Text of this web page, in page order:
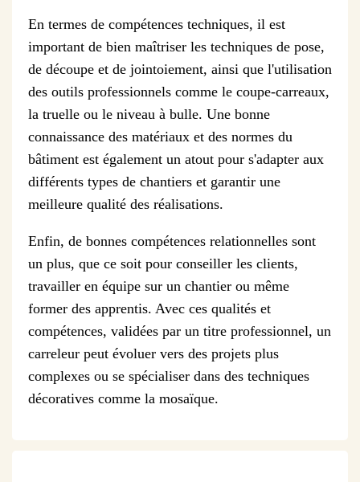
En termes de compétences techniques, il est
important de bien maîtriser les techniques de pose,
de découpe et de jointoiement, ainsi que l'utilisation
des outils professionnels comme le coupe-carreaux,
la truelle ou le niveau à bulle. Une bonne
connaissance des matériaux et des normes du
bâtiment est également un atout pour s'adapter aux
différents types de chantiers et garantir une
meilleure qualité des réalisations.
Enfin, de bonnes compétences relationnelles sont
un plus, que ce soit pour conseiller les clients,
travailler en équipe sur un chantier ou même
former des apprentis. Avec ces qualités et
compétences, validées par un titre professionnel, un
carreleur peut évoluer vers des projets plus
complexes ou se spécialiser dans des techniques
décoratives comme la mosaïque.